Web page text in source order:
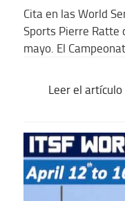
Cita en las World
Sports Pierre Ratte
mayo. El
Leer el artículo